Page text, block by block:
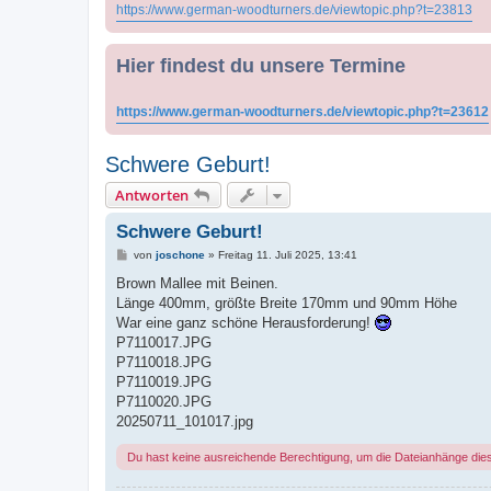
https://www.german-woodturners.de/viewtopic.php?t=23813
Hier findest du unsere Termine
https://www.german-woodturners.de/viewtopic.php?t=23612
Schwere Geburt!
Antworten
Schwere Geburt!
B
i
r
a
von joschone» Freitag 11. Juli 2025, 13:41
Brown Mallee mit Beinen.
Länge 400mm, größte Breite 170mm und 90mm Höhe
War eine ganz schöne Herausforderung!
P7110017.JPG
P7110018.JPG
P7110019.JPG
P7110020.JPG
20250711_101017.jpg
Du hast keine ausreichende Berechtigung, um die Dateianhänge